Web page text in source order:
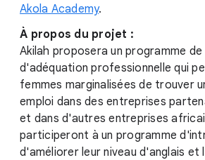
Akola Academy.
À propos du projet :
Akilah proposera un programme
d'adéquation professionnelle qui
femmes marginalisées de trouver
emploi dans des entreprises
et dans d'autres entreprises
participeront à un programme
d'améliorer leur niveau d'anglais et